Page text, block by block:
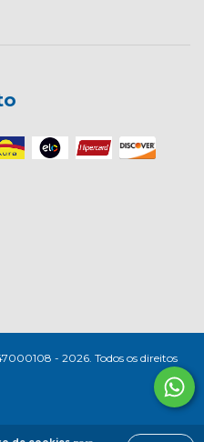
- 2026. Todos os direitos